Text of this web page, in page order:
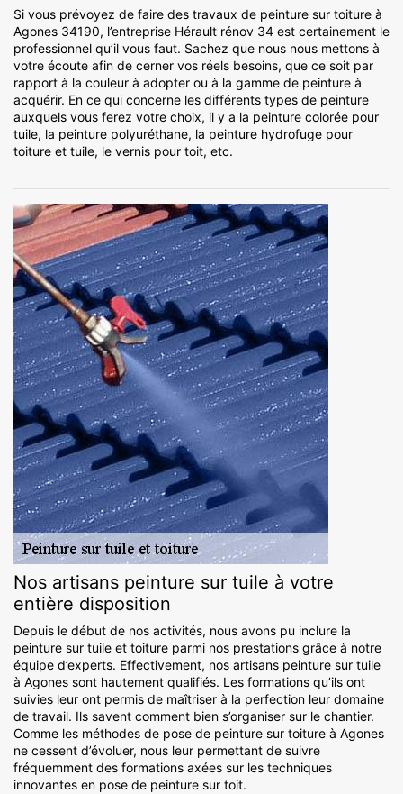
Si vous prévoyez de faire des travaux de peinture sur toiture à
Agones 34190, l’entreprise Hérault rénov 34 est certainement le
professionnel qu’il vous faut. Sachez que nous nous mettons à
votre écoute afin de cerner vos réels besoins, que ce soit par
rapport à la couleur à adopter ou à la gamme de peinture à
acquérir. En ce qui concerne les différents types de peinture
auxquels vous ferez votre choix, il y a la peinture colorée pour
tuile, la peinture polyuréthane, la peinture hydrofuge pour
toiture et tuile, le vernis pour toit, etc.
Nos artisans peinture sur tuile à votre
entière disposition
Depuis le début de nos activités, nous avons pu inclure la
peinture sur tuile et toiture parmi nos prestations grâce à notre
équipe d’experts. Effectivement, nos artisans peinture sur tuile
à Agones sont hautement qualifiés. Les formations qu’ils ont
suivies leur ont permis de maîtriser à la perfection leur domaine
de travail. Ils savent comment bien s’organiser sur le chantier.
Comme les méthodes de pose de peinture sur toiture à Agones
ne cessent d’évoluer, nous leur permettant de suivre
fréquemment des formations axées sur les techniques
innovantes en pose de peinture sur toit.